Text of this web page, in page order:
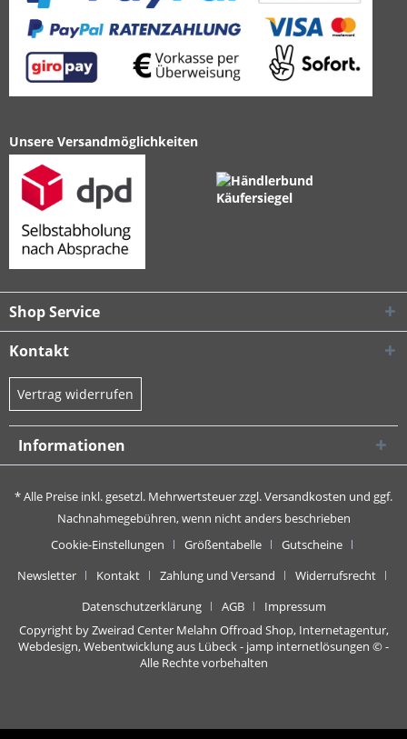
Unsere Versandmöglichkeiten
Shop Service
Kontakt
Vertrag widerrufen
Informationen
* Alle Preise inkl. gesetzl. Mehrwertsteuer zzgl.Versandkosten und ggf.
Nachnahmegebühren, wenn nicht anders beschrieben
Cookie-Einstellungen
Größentabelle
Gutscheine
Newsletter
Kontakt Zahlung und Versand
Widerrufsrecht
Datenschutzerklärung
AGB
Impressum
Copyright by Zweirad Center Melahn Offroad Shop, Internetagentur,
Webdesign, Webentwicklung aus Lübeck - jamp internetlösungen © -
Alle Rechte vorbehalten